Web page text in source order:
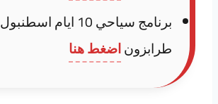
برنامج سياحي 10 ايام اسطنبول
طرابزوناضغط هنا